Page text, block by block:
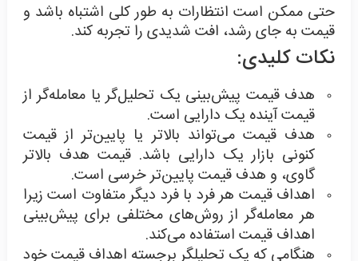
حتی ممکن است انتظارات به طور کلی اشتباه باشد و
قیمت به جای رشد، افت شدیدی را تجربه کند.
نکات کلیدی:
هدف قیمت پیش‌بینی یک تحلیل‌گر یا معامله‌گر از
قیمت آینده یک دارایی است.
هدف قیمت می‌تواند بالاتر یا پایین‌تر از قیمت
کنونی بازار یک دارایی باشد. قیمت هدف بالاتر
گاوی، و هدف قیمت پایین‌تر خرسی است.
اهداف قیمت هر فرد با فرد دیگر متفاوت است زیرا
هر معامله‌گر از روش‌های مختلفی برای پیش‌بینی
اهداف قیمت استفاده می‌کند.
هنگامی که یک تحلیلگر برجسته اهداف قیمت خود